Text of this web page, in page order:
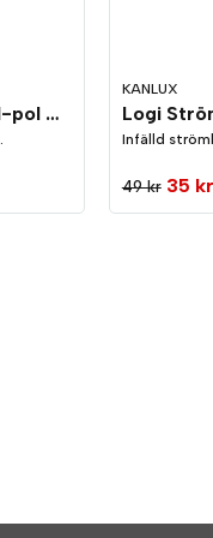
Logi Strömbrytare 1-pol Silver
KANLUX
Infälld
49 kr 35 kr